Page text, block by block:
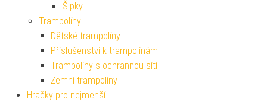
Šipky
Trampolíny
Dětské trampolíny
Příslušenství k trampolínám
Trampolíny s ochrannou sítí
Zemní trampolíny
Hračky pro nejmenší